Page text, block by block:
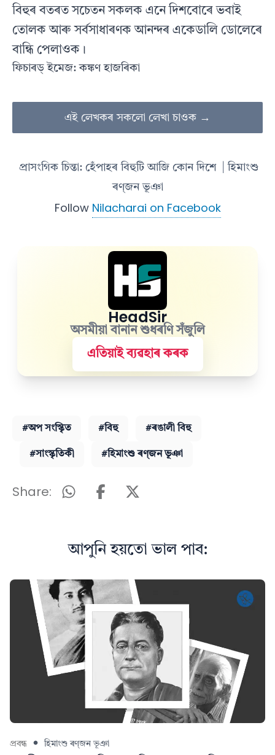
বিহুৰ বতৰত সচেতন সকলক এনে দিশবােৰে ভবাই
তােলক আৰু সৰ্বসাধাৰণক আনন্দৰ একেডালি ডােলেৰে
বান্ধি পেলাওক।
ফিচাৰড্ ইমেজ: কঙ্কণ হাজৰিকা
এই লেখকৰ সকলো লেখা চাওক →
প্রাসংগিক চিন্তা: হেঁপাহৰ বিহুটি আজি কোন দিশে
| হিমাংশু
ৰণ্‌জন ভূঞা
Follow Nilacharai on Facebook
HeadSir
অসমীয়া বানান শুধৰণি সঁজুলি
এতিয়াই ব্যৱহাৰ কৰক
#অপ সংস্কৃিত #বিহু #ৰঙালী বিহু
#সাংস্কৃতিকী #হিমাংশু ৰণ্‌জন ভূঞা
Share:
আপুনি হয়তো ভাল পাব:
প্ৰবন্ধ হিমাংশু ৰণ্‌জন ভূঞা